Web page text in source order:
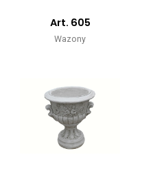
Art. 605
Wazony